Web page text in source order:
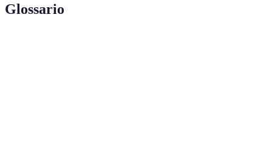
Glossario